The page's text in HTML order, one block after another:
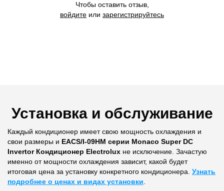
Чтобы оставить отзыв,
войдите или зарегистрируйтесь
Установка и обслуживание
Каждый кондиционер имеет свою мощность охлаждения и
свои размеры и EACS/I-09HM серии Monaco Super DC
Invertor Кондиционер Electrolux не исключение. Зачастую
именно от мощности охлаждения зависит, какой будет
итоговая цена за установку конкретного кондиционера. Узнать
подробнее о ценах и видах установки